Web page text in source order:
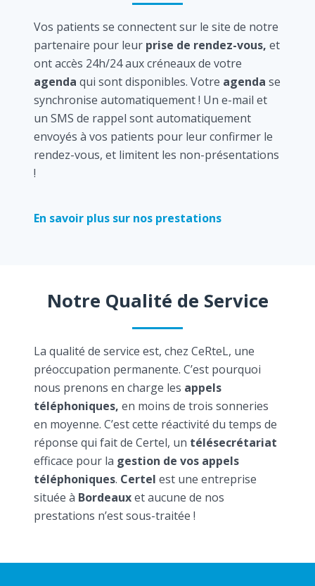
Vos patients se connectent sur le site de notre
partenaire pour leur prise de rendez-vous, et
ont accès 24h/24 aux créneaux de votre
agenda qui sont disponibles. Votre agenda se
synchronise automatiquement ! Un e-mail et
un SMS de rappel sont automatiquement
envoyés à vos patients pour leur confirmer le
rendez-vous, et limitent les non-présentations
!
En savoir plus sur nos prestations
Notre Qualité de Service
La qualité de service est, chez CeRteL, une
préoccupation permanente. C’est pourquoi
nous prenons en charge les appels
téléphoniques, en moins de trois sonneries
en moyenne. C’est cette réactivité du temps de
réponse qui fait de Certel, un télésecrétariat
efficace pour la gestion de vos appels
téléphoniques. Certel est une entreprise
située à Bordeauxet aucune de nos
prestations n’est sous-traitée !